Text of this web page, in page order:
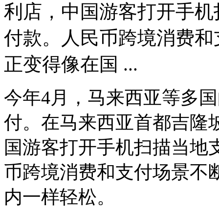
利店，中国游客打开手
付款。人民币跨境消费
正变得像在国 ...
今年4月，马来西亚等多
付。在马来西亚首都吉隆
国游客打开手机扫描当地
币跨境消费和支付场景不
内一样轻松。